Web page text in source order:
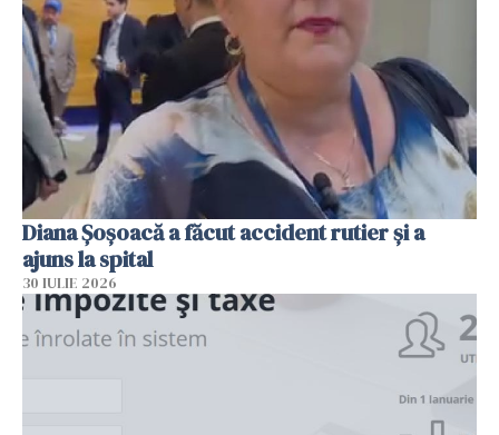
Diana Șoșoacă a făcut accident rutier și a
ajuns la spital
30 IULIE 2026